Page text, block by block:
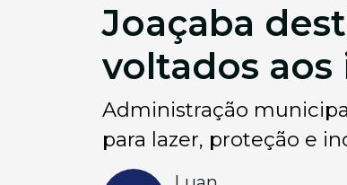
Joaçaba
voltados aos
Administração
para lazer, proteção e